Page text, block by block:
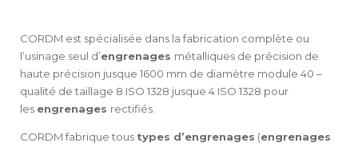
CORDM est spécialisée dans la fabrication complète ou
l’usinage seul d’engrenages métalliques de précision de
haute précision jusque 1600 mm de diamètre module 40 –
qualité de taillage 8 ISO 1328 jusque 4 ISO 1328 pour
les engrenages rectifiés.
CORDM fabrique tous types d’engrenages (engrenages